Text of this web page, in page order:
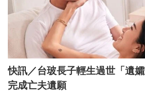
快訊／台玻長子輕生過世「遺孀
完成亡夫遺願